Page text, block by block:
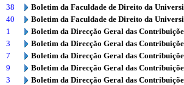
38
Boletim da Faculdade de Direito da
40
Boletim da Faculdade de Direito da
1
Boletim da Direcção Geral das
3
Boletim da Direcção Geral das
7
Boletim da Direcção Geral das
9
Boletim da Direcção Geral das
3
Boletim da Direcção Geral das